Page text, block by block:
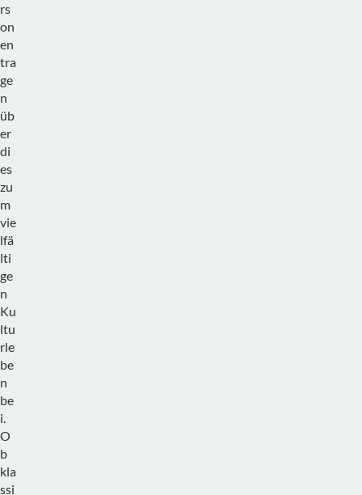
rs
on
en
tra
ge
n
üb
er
di
es
zu
m
vie
lfä
lti
ge
n
Ku
ltu
rle
be
n
be
i.
O
b
kla
ssi